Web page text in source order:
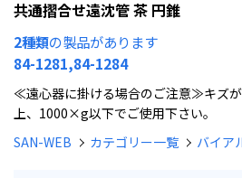
共通摺合せ遠沈管 茶 円錐
2種類の製品があります
84-1281,84-1284
≪遠心器に掛ける場合のご注意≫キズ
上、1000×g以下でご使用下さい。
SAN-WEB
カテゴリー一覧 バイア